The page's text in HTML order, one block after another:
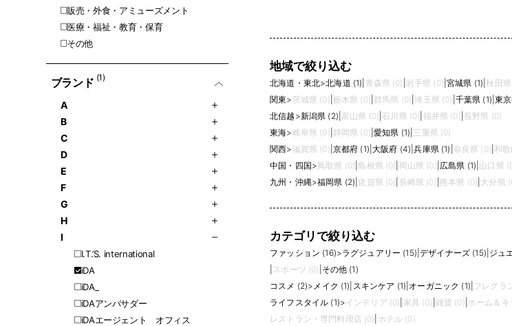
販売・外食・アミューズメント
医療・福祉・教育・保育
その他
ブランド (1)
A
B
C
D
E
F
G
H
I
I.T.’S. international
iDA
iDA_
iDAアンバサダー
iDAエージェント オフィス
組が優良であると経済産業省及び
が認めるものです。今後も従業員
の保持・増進に取り組んでまい
＜株式会社ｉＤＡ 健康宣言＞ 当
全員が心身ともに健康的な生活を
りひとりの個性や能力を最大限に
職場環境の構築を目指し以下を宣
・経営者自身が率先して、健康づ
組みます ・社員のヘルスリテラシ
業員の喫煙率低下に取り組みます
地域で絞り込む
北海道・東北>北海道 (1) 青森県 (0) 岩手県 (0) |宮城県 (1) |秋田
関東> 茨城県 (0) 栃木県 (0) 群馬県 (0) |埼玉県 (0) 千葉県 (1) |東
北信越 >新潟県 (2) |富山県 (0) 石川県 (0) 福井県 (0) 長野県 (0)
東海>岐阜県 (0) 静岡県 (0) |愛知県 (1) 三重県 (0)
関西>滋賀県 (0) 京都府 (1) |大阪府 (4) |兵庫県 (1) 奈良県 (0) |和
中国・四国>鳥取県 (0) |島根県 (0) 岡山県 (0) 広島県 (1) 山口県
九州・沖縄>福岡県 (2) |佐賀県 (0) 長崎県 (0) 熊本県 (0) 大分県
カテゴリで絞り込む
ファッション (16)>ラグジュアリー (15) |デザイナーズ (15) ジュ
スポーツ (0) その他 (1)
コスメ (2)> メイク (1) スキンケア (1) オーガニック (1) フレグラ
ライフスタイル (1)> インテリア (0) 家具 (0) 雑貨 (0) ホーム＆
レストラン・専門料理店 (0) ホテル (0)